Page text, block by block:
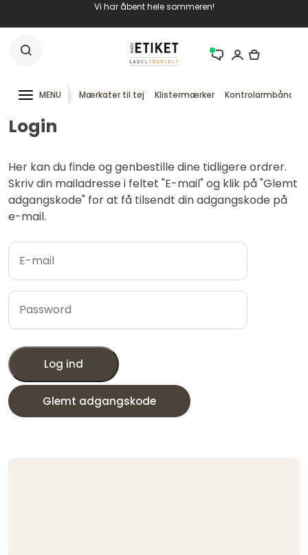
Vi har åbent hele sommeren!
MENU Mærkater til tøj Klistermærker Kontrolarmbånd
Login
Her kan du finde og genbestille dine tidligere ordrer.
Skriv din mailadresse i feltet "E-mail" og klik på "Glemt
adgangskode" for at få tilsendt din adgangskode på
e-mail.
Log ind
Glemt adgangskode